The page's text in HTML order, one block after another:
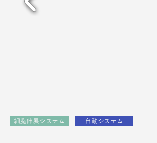
細胞伸展システム 自動システム